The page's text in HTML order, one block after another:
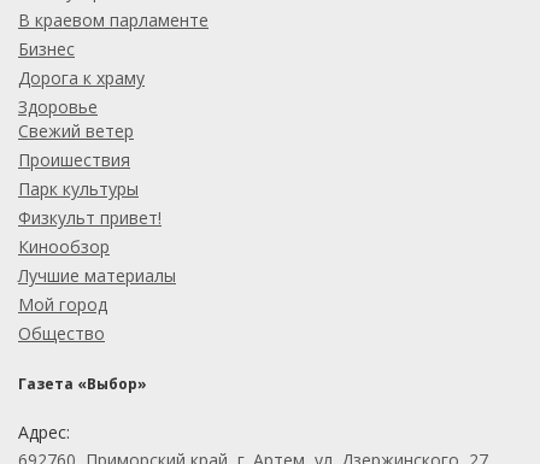
В краевом парламенте
Бизнес
Дорога к храму
Здоровье
Свежий ветер
Проишествия
Парк культуры
Физкульт привет!
Кинообзор
Лучшие материалы
Мой город
Общество
Газета «Выбор»
Адрес: